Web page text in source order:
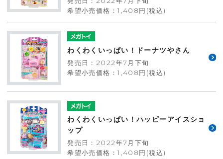
希望小売価格：1,408円(税込)
わくわくいっぱい！ドーナツやさん
発売日：2022年7月下旬
希望小売価格：1,408円(税込)
わくわくいっぱい！ハッピーアイスショ
ップ
発売日：2022年7月下旬
希望小売価格：1,408円(税込)